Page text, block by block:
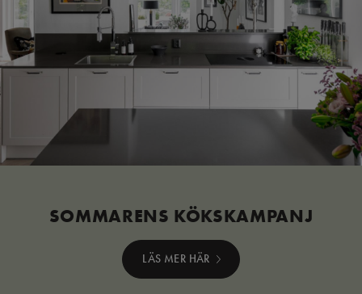
SOMMARENS KÖKSKAMPANJ
LÄS MER HÄR